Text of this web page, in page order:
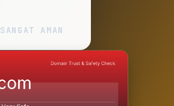
SANGAT AMAN